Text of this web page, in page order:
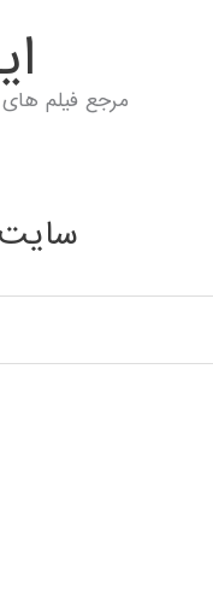
مرجع فیلم